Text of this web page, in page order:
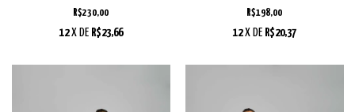
R$230,00
12 X DE R$23,66
R$198,00
12 X DE R$20,37